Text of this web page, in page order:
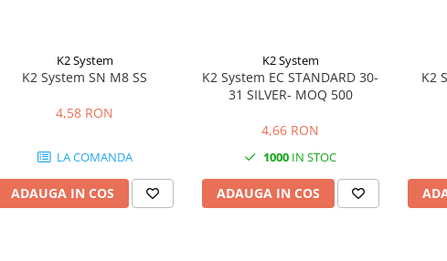
K2 System
K2 System SN M8 SS
4,58 RON
LA COMANDA
ADAUGA IN COS
K2 System
K2 System EC STANDARD 30-
31 SILVER- MOQ 500
4,66 RON
1000 IN STOC
ADAUGA IN COS
K2